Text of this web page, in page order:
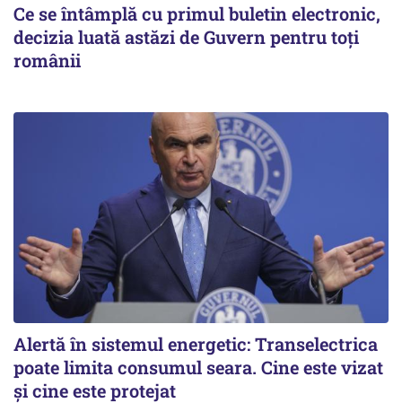
Ce se întâmplă cu primul buletin electronic,
decizia luată astăzi de Guvern pentru toți
românii
Alertă în sistemul energetic: Transelectrica
poate limita consumul seara. Cine este vizat
și cine este protejat